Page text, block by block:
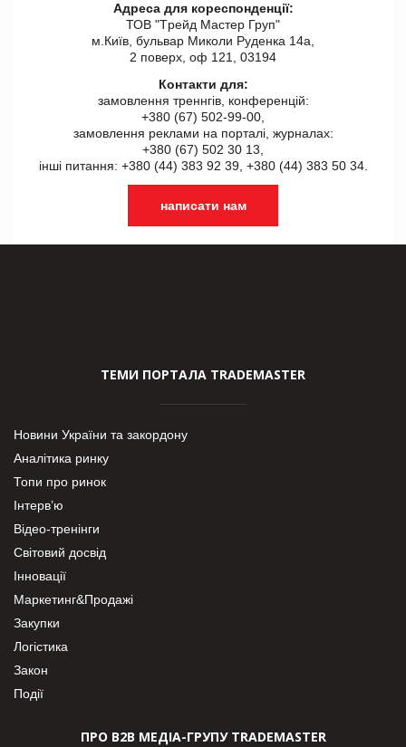
Адреса для кореспонденції:
ТОВ "Tрейд Мастер Груп"
м.Київ, бульвар Миколи Руденка 14а,
2 поверх, оф 121, 03194
Контакти для:
замовлення треннгів, конференцій:
+380 (67) 502-99-00,
замовлення реклами на порталі, журналах:
+380 (67) 502 30 13,
інші питання: +380 (44) 383 92 39, +380 (44) 383 50 34.
написати нам
ТЕМИ ПОРТАЛА TRADEMASTER
Новини України та закордону
Аналітика ринку
Топи про ринок
Інтерв’ю
Відео-тренінги
Світовий досвід
Інновації
Маркетинг&Продажі
Закупки
Логістика
Закон
Події
ПРО В2В МЕДІА-ГРУПУ TRADEMASTER